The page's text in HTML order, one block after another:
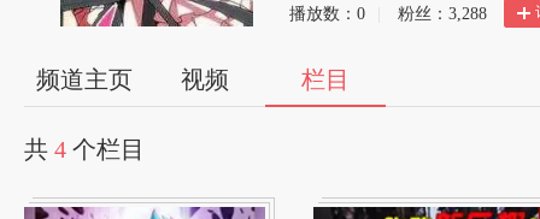
狐
播放数： 0 粉丝： 3,288
频道主页 视频 栏目
共 4 个栏目